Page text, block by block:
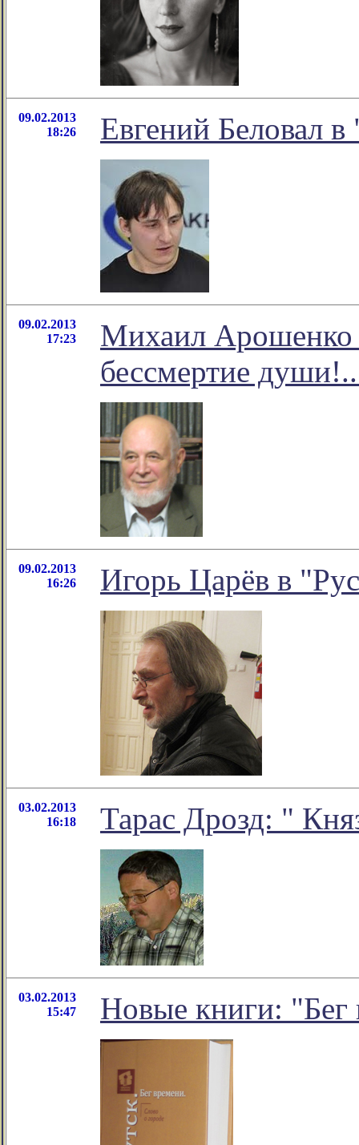
09.02.2013
18:26
Евгений Беловал
09.02.2013
17:23
Михаил Арошенко
бессмертие
09.02.2013
16:26
Игорь Царёв в
03.02.2013
16:18
Тарас Дрозд: "
03.02.2013
15:47
Новые книги: "Бег